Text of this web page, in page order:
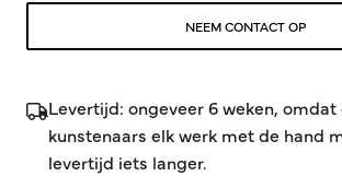
NEEM CONTACT OP
Levertijd: ongeveer 6 weken, omdat
kunstenaars elk werk met de hand
levertijd iets langer.